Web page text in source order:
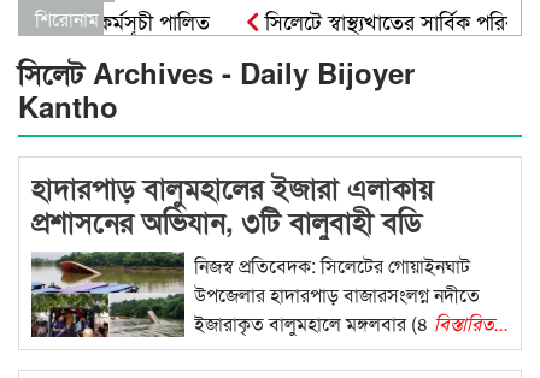
শিরোনামকর্মসূচী পালিত
সিলেটে স্বাস্থ্যখাতের সার্বিক
সিসিকের পাঁচ ওয়ার্ডে এক হাজার গাছের
সিলেট Archives - Daily Bijoyer
Kantho
হাদারপাড় বালুমহালের ইজারা এলাকায়
প্রশাসনের অভিযান, ৩টি বালুবাহী বডি
ক্ষতিগ্রস্ত, আটক ৮নিজস্ব প্রতিবেদক: সিলেটের গোয়াইনঘাট
উপজেলার হাদারপাড় বাজারসংলগ্ন নদীতে
ইজারাকৃত বালুমহালে মঙ্গলবার (৪ বিস্তারিত...